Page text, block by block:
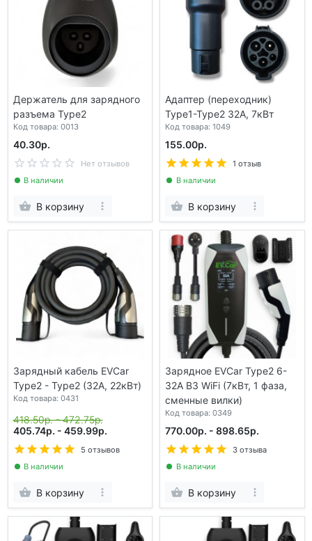
Держатель для зарядного
разъема Type2
Код товара: 0013
40.30р.
Нет отзывов
В наличии
В корзину
Адаптер (переходник)
Type1-Type2 32А, 7кВт
Код товара: 1049
155.00р.
1 отзыв
В наличии
В корзину
Зарядный кабель EVCar
Type2 - Type2 (32A, 22кВт)
Код товара: 0431
418.50р. - 472.75р.
405.74р. - 459.99р.
5 отзывов
В наличии
В корзину
Зарядное EVCar Type2 6-
32A B3 WiFi (7кВт, 1 фаза,
сменные вилки)
Код товара: 0349
770.00р. - 898.65р.
3 отзыва
В наличии
В корзину